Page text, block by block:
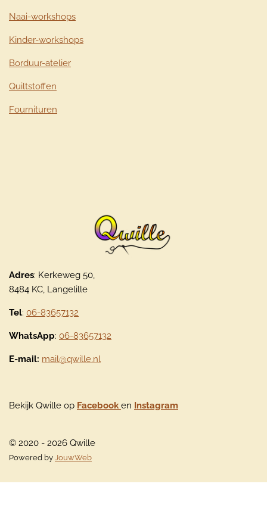
Naai-workshops
Kinder-workshops
Borduur-atelier
Quiltstoffen
Fournituren
Adres: Kerkeweg 50,
8484 KC, Langelille
Tel: 06-83657132
WhatsApp: 06-83657132
E-mail: mail@qwille.nl
Bekijk Qwille op Facebook en Instagram
© 2020 - 2026 Qwille
Powered by JouwWeb